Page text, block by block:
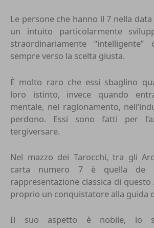
Le persone che hanno il 7 nella
un intuito particolarmente
straordinariamente
sempre verso la scelta giusta.
È molto raro che essi sbaglino
loro istinto, invece quando
mentale, nel ragionamento,
perdono. Essi sono fatti per
tergiversare.
Nel mazzo dei Tarocchi, tra gli
carta numero 7 è quella de
rappresentazione classica di
proprio un conquistatore alla guida
Il suo aspetto è nobile, lo